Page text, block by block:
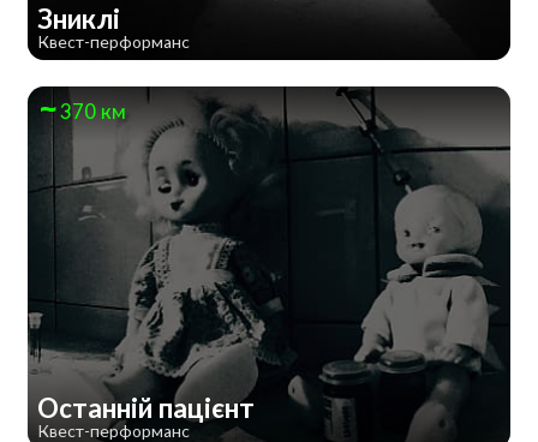
Зниклі
Квест-перформанс
370 км
Останній пацієнт
Квест-перформанс